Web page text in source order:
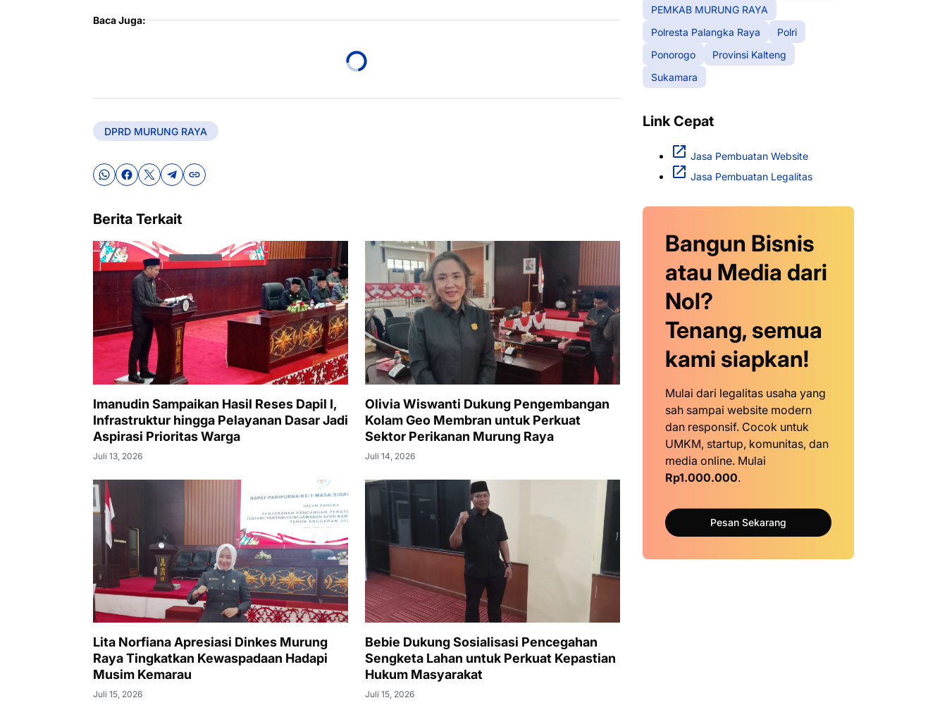
Baca Juga:
DPRD MURUNG RAYA
Berita Terkait
Imanudin Sampaikan Hasil Reses Dapil I,
Infrastruktur hingga Pelayanan Dasar Jadi
Aspirasi Prioritas Warga
Juli 13, 2026
Olivia Wiswanti Dukung Pengembangan
Kolam Geo Membran untuk Perkuat
Sektor Perikanan Murung Raya
Juli 14, 2026
Lita Norfiana Apresiasi Dinkes Murung
Raya Tingkatkan Kewaspadaan Hadapi
Musim Kemarau
Juli 15, 2026
Bebie Dukung Sosialisasi Pencegahan
Sengketa Lahan untuk Perkuat Kepastian
Hukum Masyarakat
Juli 15, 2026
PEMKAB MURUNG RAYA
Polresta Palangka Raya
Polri
Ponorogo
Provinsi Kalteng
Sukamara
Link Cepat
Jasa Pembuatan Website
Jasa Pembuatan Legalitas
Bangun Bisnis
atau Media dari
Nol?
Tenang, semua
kami siapkan!
Mulai dari legalitas usaha yang
sah sampai website modern
dan responsif. Cocok untuk
UMKM, startup, komunitas, dan
media online. Mulai
Rp1.000.000.
Pesan Sekarang